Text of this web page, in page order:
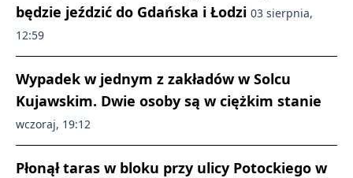
będzie jeździć do Gdańska i Łodzi 03 sierpnia,
12:59
Wypadek w jednym z zakładów w Solcu
Kujawskim. Dwie osoby są w ciężkim stanie
wczoraj, 19:12
Płonął taras w bloku przy ulicy Potockiego w